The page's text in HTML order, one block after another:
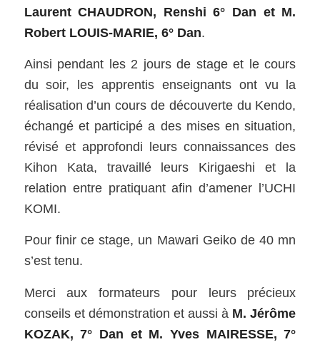
Laurent CHAUDRON, Renshi 6° Dan et M.
Robert LOUIS-MARIE, 6° Dan.
Ainsi pendant les 2 jours de stage et le cours
du soir, les apprentis enseignants ont vu la
réalisation d’un cours de découverte du Kendo,
échangé et participé a des mises en situation,
révisé et approfondi leurs connaissances des
Kihon Kata, travaillé leurs Kirigaeshi et la
relation entre pratiquant afin d’amener l’UCHI
KOMI.
Pour finir ce stage, un Mawari Geiko de 40 mn
s’est tenu.
Merci aux formateurs pour leurs précieux
conseils et démonstration et aussi à M. Jérôme
KOZAK, 7° Dan et M. Yves MAIRESSE, 7°